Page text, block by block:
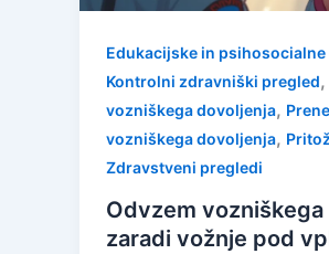
Edukacijske in
Kontrolni zdravniški pregled,
vozniškega dovoljenja,
vozniškega dovoljenja,
Zdravstveni pregledi
Odvzem
zaradi vožnje pod